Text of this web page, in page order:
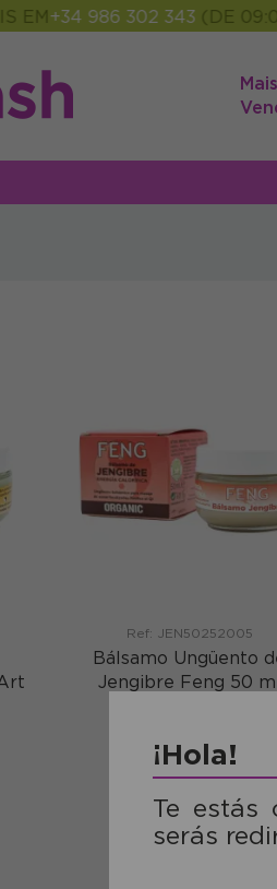
+34 986 302 343 (DE 09:00
Mais
Ref: JEN50252005
Bálsamo Ungüento
Jengibre Feng 50
27,14€
comprar
¡Hola!
Te estás
serás